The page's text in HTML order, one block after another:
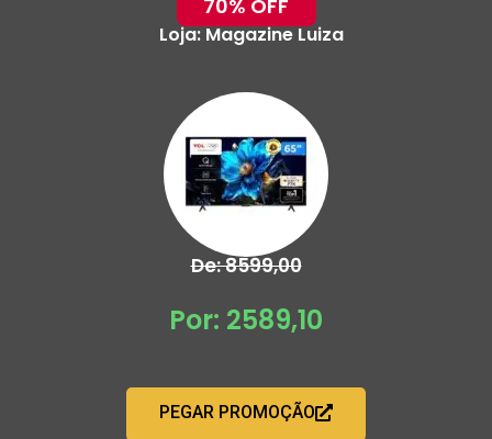
70% OFF
Loja:Magazine Luiza
De: 8599,00
Por: 2589,10
PEGAR PROMOÇÃO